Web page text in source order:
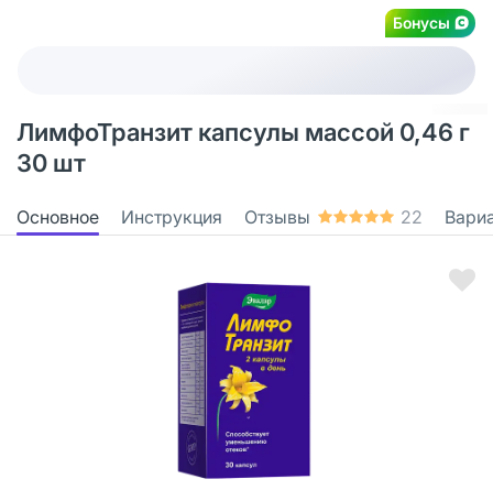
Бонусы
ЛимфоТранзит капсулы массой 0,46 г
30 шт
Основное Инструкция Отзывы 22